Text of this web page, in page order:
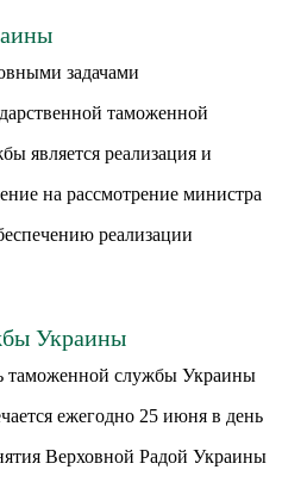
задачами
таможенной
является реализация и
на рассмотрение министра
реализации
Украины
таможенной службы Украины
ежегодно 25 июня в день
Верховной Радой Украины